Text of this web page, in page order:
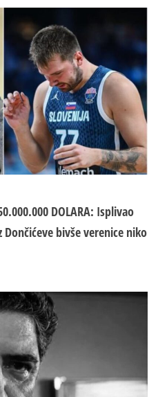
DOLARA: Isplivao
bivše verenice niko